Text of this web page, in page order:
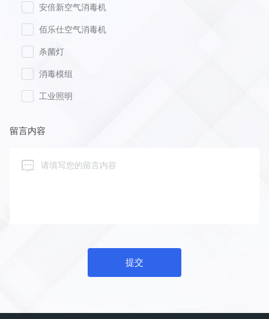
安倍新空气消毒机
佰乐仕空气消毒机
杀菌灯
消毒模组
工业照明
留言内容
提交